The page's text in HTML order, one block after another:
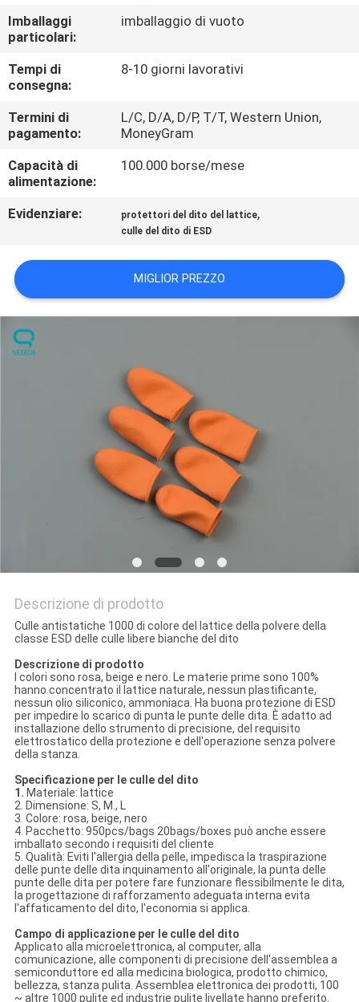
CONTATTICI
NOTIZIE
RICHIEDA
UNA
DEL
SITO
PRIVACY
Imballaggi
particolari:
imballaggio di vuoto
Tempi di
consegna:
8-10 giorni lavorativi
Termini di
pagamento:
L/C, D/A, D/P, T/T, Western Union,
MoneyGram
Capacità di
alimentazione:
100.000 borse/mese
Evidenziare: protettori del dito del lattice,
culle del dito di ESD
MIGLIOR PREZZO
Descrizione di prodotto
Culle antistatiche 1000 di colore del lattice della polvere della
classe ESD delle culle libere bianche del dito
Descrizione di prodotto
I colori sono rosa, beige e nero. Le materie prime sono 100%
hanno concentrato il lattice naturale, nessun plastificante,
nessun olio siliconico, ammoniaca. Ha buona protezione di ESD
per impedire lo scarico di punta le punte delle dita. È adatto ad
installazione dello strumento di precisione, del requisito
elettrostatico della protezione e dell'operazione senza polvere
della stanza.
Specificazione per le culle del dito
1. Materiale: lattice
2. Dimensione: S, M., L
3. Colore: rosa, beige, nero
4. Pacchetto: 950pcs/bags 20bags/boxes può anche essere
imballato secondo i requisiti del cliente
5. Qualità: Eviti l'allergia della pelle, impedisca la traspirazione
delle punte delle dita inquinamento all'originale, la punta delle
punte delle dita per potere fare funzionare flessibilmente le dita,
la progettazione di rafforzamento adeguata interna evita
l'affaticamento del dito, l'economia si applica.
Campo di applicazione per le culle del dito
Applicato alla microelettronica, al computer, alla
comunicazione, alle componenti di precisione dell'assemblea a
semiconduttore ed alla medicina biologica, prodotto chimico,
bellezza, stanza pulita. Assemblea elettronica dei prodotti, 100
~ altre 1000 pulite ed industrie pulite livellate hanno preferito.